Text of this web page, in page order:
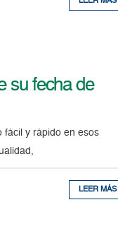
su fecha de
fácil y rápido en esos
LEER MÁS